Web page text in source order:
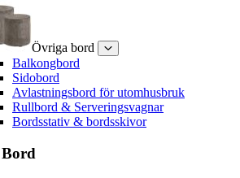
Övriga bord
Balkongbord
Sidobord
Avlastningsbord för utomhusbruk
Rullbord & Serveringsvagnar
Bordsstativ & bordsskivor
Bord